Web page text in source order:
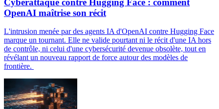
OpenAI maîtrise son récit
L'intrusion menée par des agents IA d'OpenAI contre Hugging Face
marque un tournant. Elle ne valide pourtant ni le récit d'une IA hors
de contrôle, ni celui d'une cybersécurité devenue obsolète, tout en
révélant un nouveau rapport de force autour des modèles de
frontière.